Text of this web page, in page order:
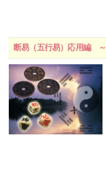
断易（五行易）応用編